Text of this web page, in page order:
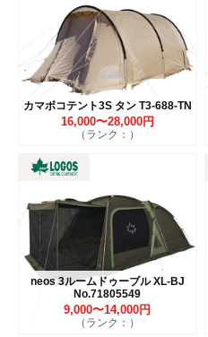
カマボコテント3S タン T3-688-TN
16,000〜28,000円
（ランク：）
neos 3ルームドゥーブル XL-BJ
No.71805549
9,000〜14,000円
（ランク：）